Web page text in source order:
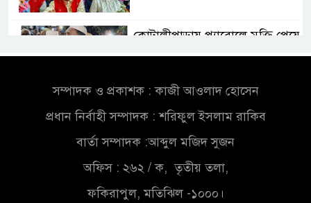
কোটালীপাড়ায় প্যারোলে মুক্তি পেয়ে
বাবার জানাজায় আওয়ামী লীগ নেতা
তরুণ নারীরা নেতৃত্বের সুযোগ পেলে
শক্তিশালী হবে দেশের ভবিষ্যৎ
গোপালগঞ্জ জেলা বিটিএসএফের
কমিটি ঘোষণা সভাপতি আফজাল
হোসেন, সাধারণ সম্পাদক শওকত
সম্পাদক ও প্রকাশক : কাজী আওলাদ হোসেন
প্রধান নির্বাহী সম্পাদক : শরিফুল ইসলাম রাকিব
বার্তা সম্পাদক :আব্দুল মজিদ সুজন
অফিস : ২৬২ / ক, তৃতীয় তলা,
ফকিরাপুল, মতিঝিল -১০০০।